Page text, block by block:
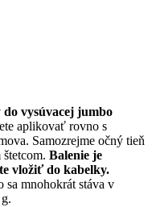
vysúvacej jumbo
aplikovať rovno s
Samozrejme očný tieň
Balenie je
vložiť do kabelky.
sa mnohokrát stáva v